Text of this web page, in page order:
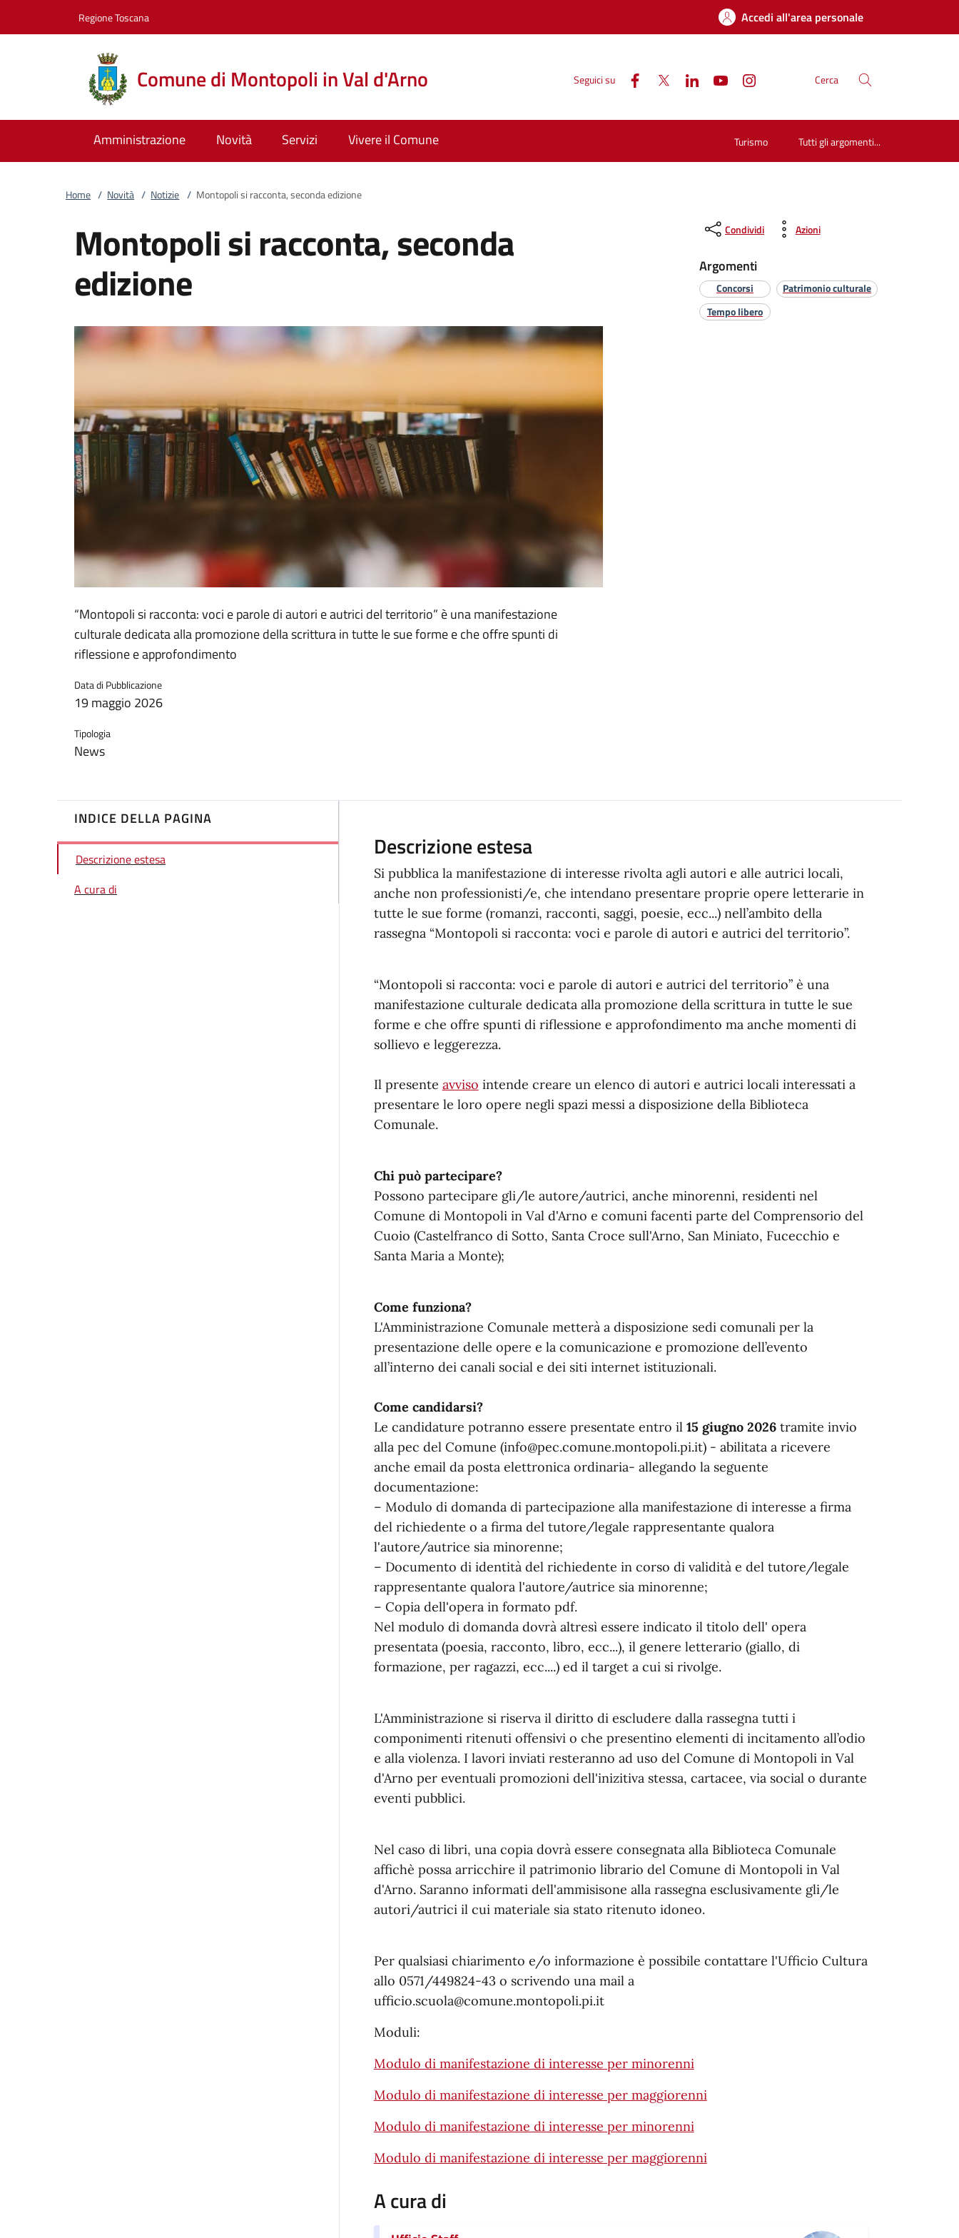
Regione Toscana Accedi all'area personale
Comune di Montopoli in Val d'Arno Seguici su Cerca
Amministrazione Novità Servizi Vivere il Comune Turismo Tutti gli argomenti...
Home / Novità / Notizie / Montopoli si racconta, seconda edizione
Montopoli si racconta, seconda
edizione
“Montopoli si racconta: voci e parole di autori e autrici del territorio” è una manifestazione
culturale dedicata alla promozione della scrittura in tutte le sue forme e che offre spunti di
riflessione e approfondimento
Data di Pubblicazione
19 maggio 2026
Tipologia
News
Condividi Azioni
Argomenti
Concorsi
Patrimonio culturale
Tempo libero
INDICE DELLA PAGINA
Descrizione estesa
A cura di
Descrizione estesa
Si pubblica la manifestazione di interesse rivolta agli autori e alle autrici locali,
anche non professionisti/e, che intendano presentare proprie opere letterarie in
tutte le sue forme (romanzi, racconti, saggi, poesie, ecc...) nell’ambito della
rassegna “Montopoli si racconta: voci e parole di autori e autrici del territorio”.
“Montopoli si racconta: voci e parole di autori e autrici del territorio” è una
manifestazione culturale dedicata alla promozione della scrittura in tutte le sue
forme e che offre spunti di riflessione e approfondimento ma anche momenti di
sollievo e leggerezza.
Il presente avviso intende creare un elenco di autori e autrici locali interessati a
presentare le loro opere negli spazi messi a disposizione della Biblioteca
Comunale.
Chi può partecipare?
Possono partecipare gli/le autore/autrici, anche minorenni, residenti nel
Comune di Montopoli in Val d'Arno e comuni facenti parte del Comprensorio del
Cuoio (Castelfranco di Sotto, Santa Croce sull'Arno, San Miniato, Fucecchio e
Santa Maria a Monte);
Come funziona?
L'Amministrazione Comunale metterà a disposizione sedi comunali per la
presentazione delle opere e la comunicazione e promozione dell’evento
all’interno dei canali social e dei siti internet istituzionali.
Come candidarsi?
Le candidature potranno essere presentate entro il 15 giugno 2026tramite invio
alla pec del Comune (info@pec.comune.montopoli.pi.it) - abilitata a ricevere
anche email da posta elettronica ordinaria- allegando la seguente
documentazione:
– Modulo di domanda di partecipazione alla manifestazione di interesse a firma
del richiedente o a firma del tutore/legale rappresentante qualora
l'autore/autrice sia minorenne;
– Documento di identità del richiedente in corso di validità e del tutore/legale
rappresentante qualora l'autore/autrice sia minorenne;
– Copia dell'opera in formato pdf.
Nel modulo di domanda dovrà altresì essere indicato il titolo dell' opera
presentata (poesia, racconto, libro, ecc...), il genere letterario (giallo, di
formazione, per ragazzi, ecc....) ed il target a cui si rivolge.
L'Amministrazione si riserva il diritto di escludere dalla rassegna tutti i
componimenti ritenuti offensivi o che presentino elementi di incitamento all’odio
e alla violenza. I lavori inviati resteranno ad uso del Comune di Montopoli in Val
d'Arno per eventuali promozioni dell'inizitiva stessa, cartacee, via social o durante
eventi pubblici.
Nel caso di libri, una copia dovrà essere consegnata alla Biblioteca Comunale
affichè possa arricchire il patrimonio librario del Comune di Montopoli in Val
d'Arno. Saranno informati dell'ammisisone alla rassegna esclusivamente gli/le
autori/autrici il cui materiale sia stato ritenuto idoneo.
Per qualsiasi chiarimento e/o informazione è possibile contattare l'Ufficio Cultura
allo 0571/449824-43 o scrivendo una mail a
ufficio.scuola@comune.montopoli.pi.it
Moduli:
Modulo di manifestazione di interesse per minorenni
Modulo di manifestazione di interesse per maggiorenni
Modulo di manifestazione di interesse per minorenni
Modulo di manifestazione di interesse per maggiorenni
A cura di